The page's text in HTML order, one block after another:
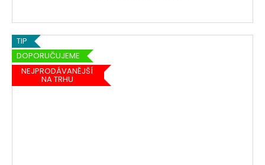
TIP
DOPORUČUJEME
NEJPRODÁVANĚJŠÍ
NA TRHU